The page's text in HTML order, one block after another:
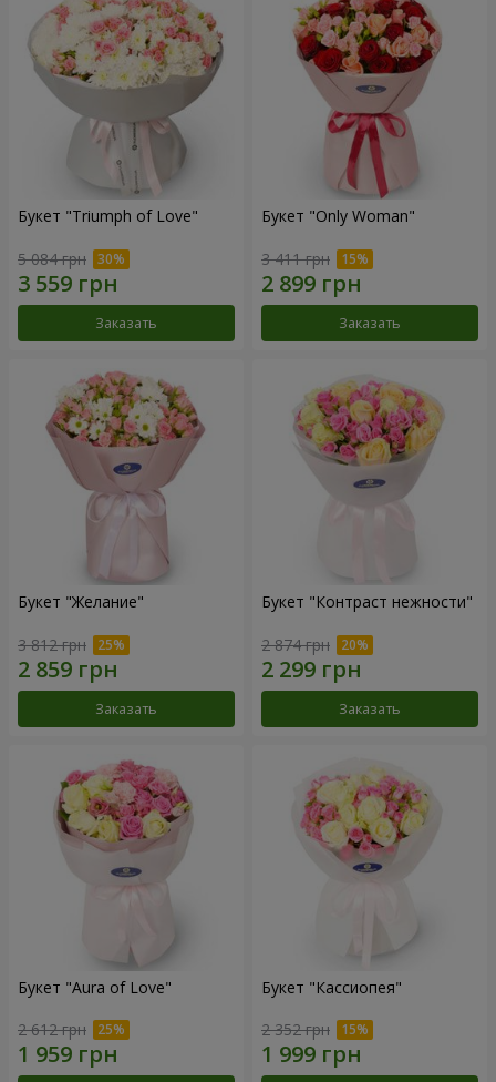
Букет "Triumph of Love"
5 084 грн
Заказать
Букет "Only Woman"
3 411 грн
Заказать
Букет "Желание"
3 812 грн
Заказать
Букет "Контраст нежности"
2 874 грн
Заказать
Букет "Aura of Love"
2 612 грн
Букет "Кассиопея"
2 352 грн